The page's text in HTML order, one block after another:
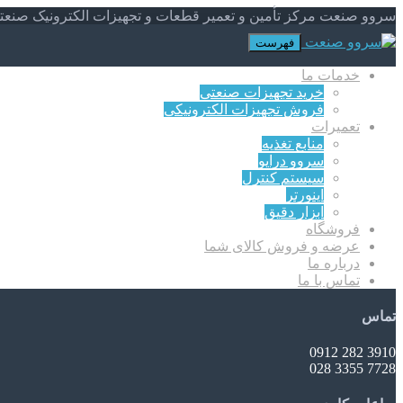
سروو صنعت مرکز تأمین و تعمیر قطعات و تجهیزات الکترونیک
فهرست
خدمات ما
خرید تجهیزات صنعتی
فروش تجهیزات الکترونیکی
تعمیرات
منابع تغذیه
سروو درایو
سیستم کنترل
اینورتر
ابزار دقیق
فروشگاه
عرضه و فروش کالای شما
درباره ما
تماس با ما
تماس
3910 282 0912
7728 3355 028